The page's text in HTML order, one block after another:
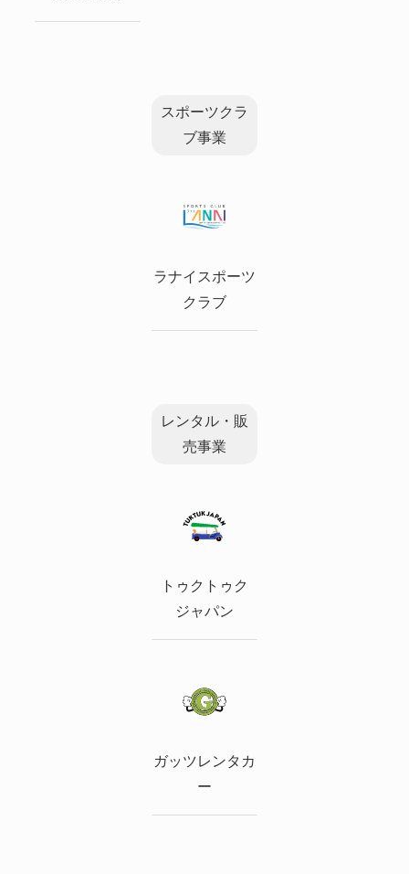
スポーツクラ
ブ事業
ラナイスポーツ
クラブ
レンタル・販
売事業
トゥクトゥク
ジャパン
ガッツレンタカ
ー